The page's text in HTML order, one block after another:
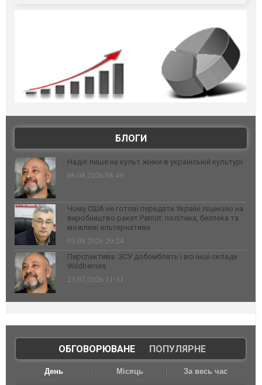
БЛОГИ
Надія лише на культ жінки в українській культурі
06.08.2026 08:49
Чому США не готові передати Україні ліцензію на
виробництво ракет Patriot: політика, безпека та
можливі альтернативи
03.08.2026 20:24
Перспектива: ЗСУ добомблять і всі інші склади
Wildberries
23.07.2026 11:31
ОБГОВОРЮВАНЕ| ПОПУЛЯРНЕ
День Місяць За весь час